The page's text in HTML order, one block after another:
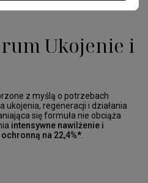
ogólnej kondycji.
Ukojenie i
z myślą o potrzebach
ukojenia, regeneracji i działania
się formuła nie obciąża
intensywne nawilżenie i
na 22,4%*.